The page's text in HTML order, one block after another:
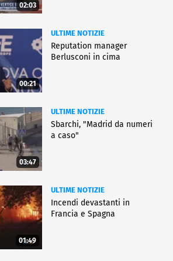
02:03
00:21
ULTIME NOTIZIE
Reputation manager
Berlusconi in cima
03:47
ULTIME NOTIZIE
Sbarchi, "Madrid da numeri
a caso"
01:49
ULTIME NOTIZIE
Incendi devastanti in
Francia e Spagna